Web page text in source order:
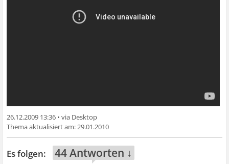
26.12.2009 13:36 •
29.01.2010
44 Antworten ↓